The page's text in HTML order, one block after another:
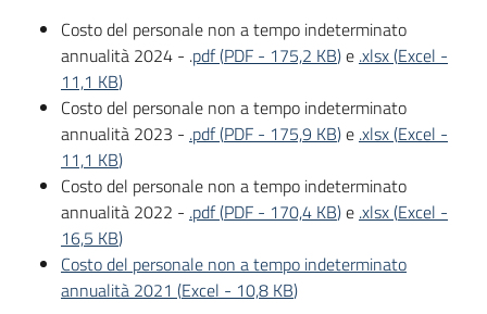
Costo del personale non a tempo indeterminato
annualità 2024 - .pdf(PDF - 175,2 KB)e .xlsx(Excel -
11,1 KB)
Costo del personale non a tempo indeterminato
annualità 2023 - .pdf(PDF - 175,9 KB)e .xlsx(Excel -
11,1 KB)
Costo del personale non a tempo indeterminato
annualità 2022 - .pdf(PDF - 170,4 KB)e .xlsx(Excel -
16,5 KB)
Costo del personale non a tempo indeterminato
annualità 2021 (Excel - 10,8 KB)